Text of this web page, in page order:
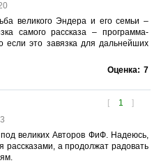
великого Эндера и его семьи –
самого рассказа – программа-
если это завязка для дальнейших
Оценка: 7
[ 1 ]
великих Авторов ФиФ. Надеюсь,
рассказами, а продолжат радовать